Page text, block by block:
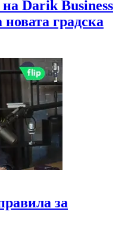
Darik Business
градска
за